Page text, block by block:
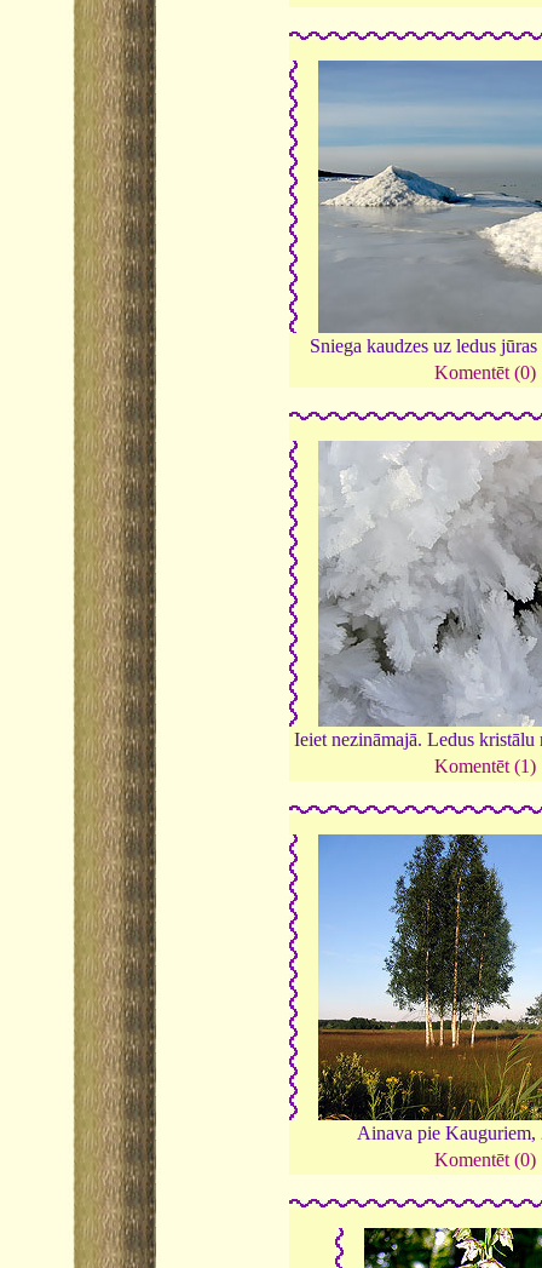
Sniega kaudzes uz ledus
Komentēt (0)
Ieiet nezināmajā. Ledus
Komentēt (1)
Ainava pie Kauguriem,
Komentēt (0)